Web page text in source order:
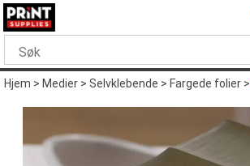
Hjem>Medier>Selvklebende>Fargede folier>